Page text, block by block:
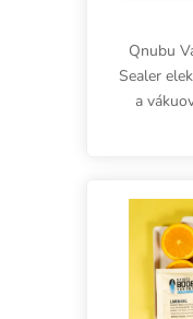
Qnubu
Sealer
a
chrániť
alebo